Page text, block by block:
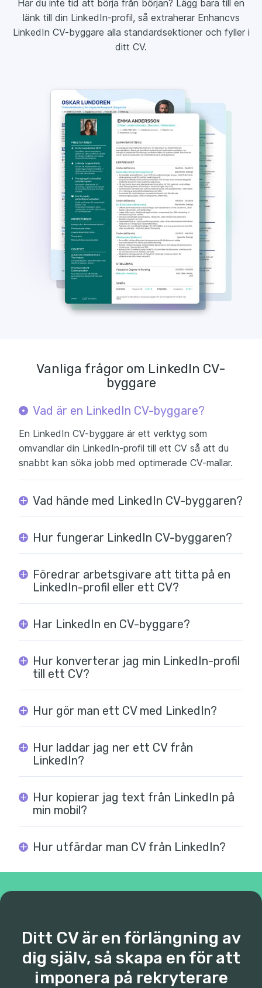
Har du inte tid att börja från början? Lägg bara till en
länk till din LinkedIn-profil, så extraherar Enhancvs
LinkedIn CV-byggare alla standardsektioner och fyller i
ditt CV.
Vanliga frågor om LinkedIn CV-
byggare
Vad är en LinkedIn CV-byggare?
En LinkedIn CV-byggare är ett verktyg som
omvandlar din LinkedIn-profil till ett CV så att du
snabbt kan söka jobb med optimerade CV-mallar.
Vad hände med LinkedIn CV-byggaren?
Hur fungerar LinkedIn CV-byggaren?
Föredrar arbetsgivare att titta på en
LinkedIn-profil eller ett CV?
Har LinkedIn en CV-byggare?
Hur konverterar jag min LinkedIn-profil
till ett CV?
Hur gör man ett CV med LinkedIn?
Hur laddar jag ner ett CV från
LinkedIn?
Hur kopierar jag text från LinkedIn på
min mobil?
Hur utfärdar man CV från LinkedIn?
Ditt CV är en förlängning av
dig själv, så skapa en för att
imponera på rekryterare